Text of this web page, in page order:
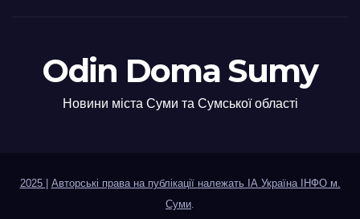
Odin Doma Sumy
Новини міста Суми та Сумської області
2025
Авторські права на публікації належать ІА Україна ІНФО м.
Суми.